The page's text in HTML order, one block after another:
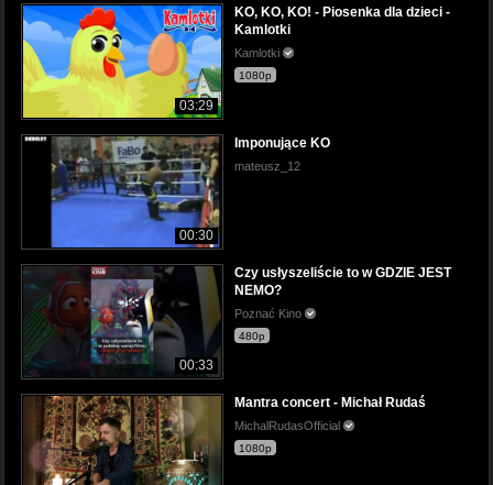
03:29
KO, KO, KO! - Piosenka dla dzieci -
Kamlotki
Kamlotki
1080p
00:30
Imponujące KO
mateusz_12
00:33
Czy usłyszeliście to w GDZIE JEST
NEMO?
Poznać Kino
480p
Mantra concert - Michał Rudaś
MichalRudasOfficial
1080p